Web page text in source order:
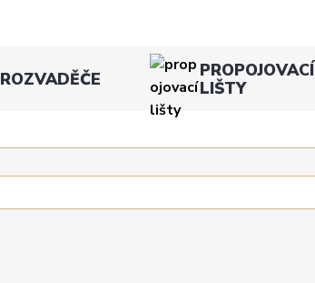
ROZVADĚČE
PROPOJOVACÍ
LIŠTY